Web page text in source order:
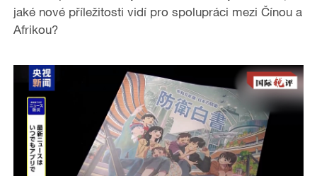
jaké nové příležitosti vidí pro spolupráci mezi Čínou a
Afrikou?